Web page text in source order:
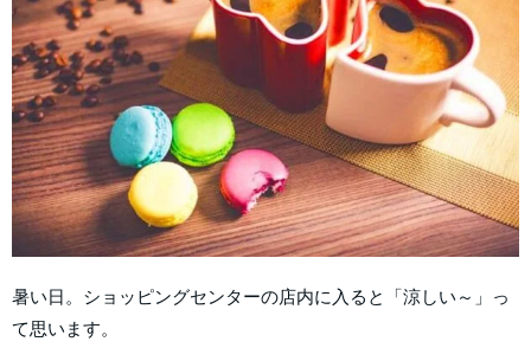
暑い日。ショッピングセンターの店内に入ると「涼しい～」っ
て思います。